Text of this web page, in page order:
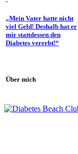
„Mein Vater hatte nicht
viel Geld! Deshalb hat er
mir stattdessen den
Diabetes vererbt!“
Über mich